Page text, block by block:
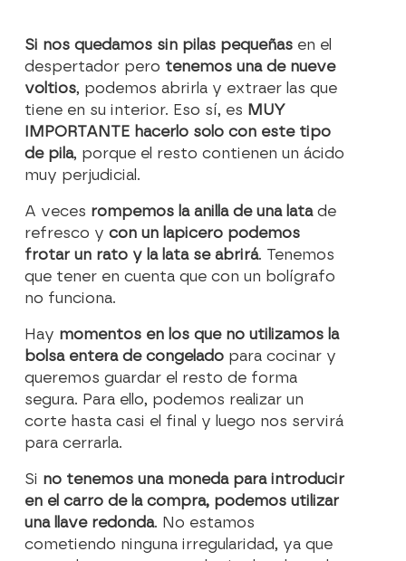
Si nos quedamos sin pilas pequeñas en el
despertador pero tenemos una de nueve
voltios, podemos abrirla y extraer las que
tiene en su interior. Eso sí, es MUY
IMPORTANTE hacerlo solo con este tipo
de pila, porque el resto contienen un ácido
muy perjudicial.
A veces rompemos la anilla de una latade
refresco ycon un lapicero podemos
frotar un rato y la lata se abrirá. Tenemos
que tener en cuenta que con un bolígrafo
no funciona.
Hay momentos en los que no utilizamos la
bolsa entera de congelado para cocinar y
queremos guardar el resto de forma
segura. Para ello, podemos realizar un
corte hasta casi el final y luego nos servirá
para cerrarla.
Si no tenemos una moneda para introducir
en el carro de la compra, podemos utilizar
una llave redonda. No estamos
cometiendo ninguna irregularidad, ya que